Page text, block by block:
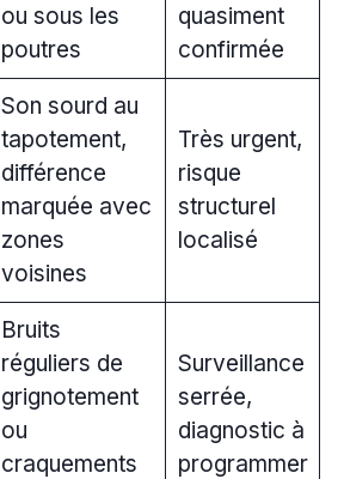
ou sous les
poutres
quasiment
confirmée
Son sourd au
tapotement,
différence
marquée avec
zones
voisines
Très urgent,
risque
structurel
localisé
Bruits
réguliers de
grignotement
ou
craquements
Surveillance
serrée,
diagnostic à
programmer